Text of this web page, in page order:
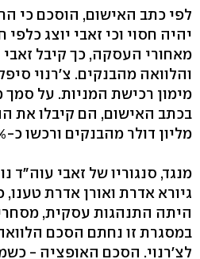
לפי כתב האישום, הוסכם כי
יהיה חסוי וכי זאבי יוצג
מאחורי העסקה, כך קיבל
מימון רכישת המניות. על סמך
מליון דולר מהבנקים ורכשו כ-20% ממניות בזק.
מנגד, סנגוריו של זאבי עוה"ד
גיורא אדרת ואורן אדרת טענו,
היתה התנהגות עסקית,
במסגרת זו נחתם הסכם
לצ'רנוי. הסכם האופציה -